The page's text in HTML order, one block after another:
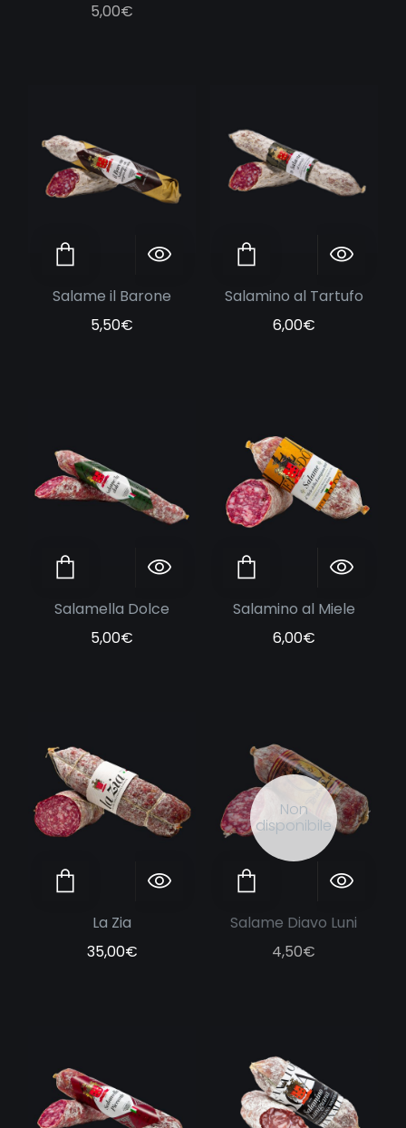
5,00€
Salame il Barone
5,50€
Salamino al Tartufo
6,00€
Salamella Dolce
5,00€
Anteprima
Salamino al Miele
6,00€
Aggiungi al carrello
La Zia
35,00€
al carrelloAnteprima
Non
disponibile
Salame Diavo Luni
4,50€
Leggi tutto Anteprima